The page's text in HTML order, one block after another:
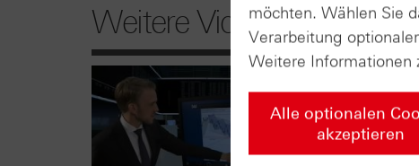
Weitere Videosmöchten. Wählen Sie
Verarbeitung
Weitere Informationen
Alle optionalen
akzeptieren